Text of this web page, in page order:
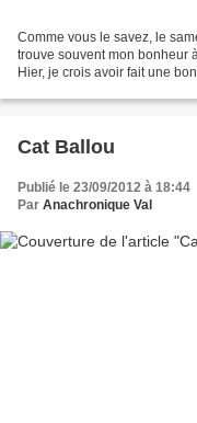
Comme vous le savez, le
trouve souvent mon bonheur
Hier, je crois avoir fait une
Cat Ballou
Publié le 23/09/2012 à 18:44
Par Anachronique Val